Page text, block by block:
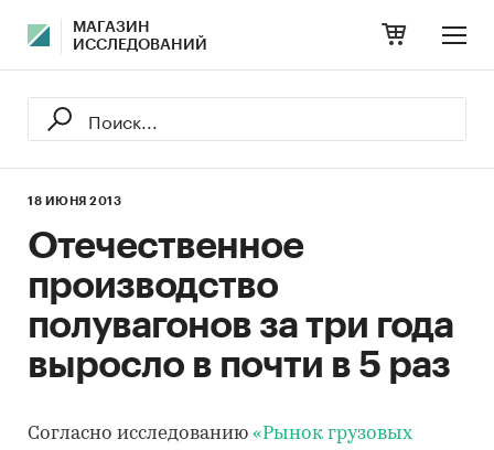
МАГАЗИН
ИССЛЕДОВАНИЙ
18 ИЮНЯ 2013
Отечественное
производство
полувагонов за три года
выросло в почти в 5 раз
Согласно исследованию «Рынок грузовых